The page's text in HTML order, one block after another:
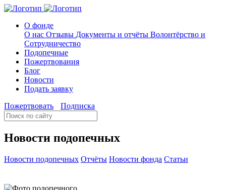
О фонде
О нас Отзывы Документы и отчёты Волонтёрство и
Сотрудничество
Подопечные
Пожертвования
Блог
Новости
Подать заявку
Пожертвовать
Подписка
Новости подопечных
Новости подопечных Отчёты Новости фонда Статьи